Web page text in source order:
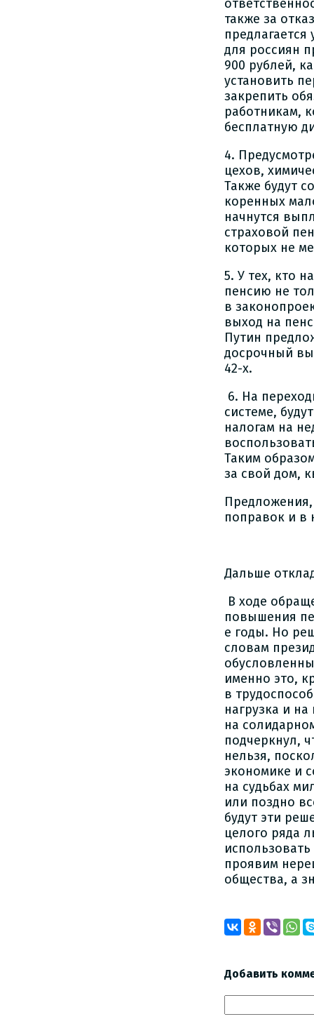
также за
для россиян
900 рублей,
установить
закрепить
работникам,
бесплатную
4.
цехов,
Также будут
коренных
начнутся
страховой
которых не
5. У тех, кто
пенсию не
в
выход на
Путин
досрочный
42-х.
6. На
системе,
налогам на
Таким
за свой дом,
поправок и в
Дальше
В ходе
повышения
е годы. Но
словам
именно это,
в
нагрузка и
на
подчеркнул,
нельзя,
экономике и
на судьбах
или поздно
будут эти
целого ряда
проявим
общества, а
Добавить